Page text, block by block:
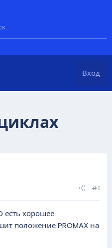
Вход
#1
есть хорошее
положение PROMAX на